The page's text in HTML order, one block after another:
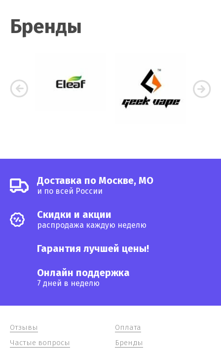
Бренды
Доставка по Москве, МО
и по всей России
Cкидки и акции
распродажа каждую неделю
Гарантия лучшей цены!
Онлайн поддержка
7 дней в неделю
Отзывы
Частые вопросы
Оплата
Бренды